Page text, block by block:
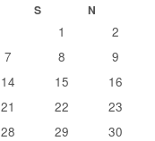
S N
1
2
7 8
9
14 15
16
21 22
23
28 29
30